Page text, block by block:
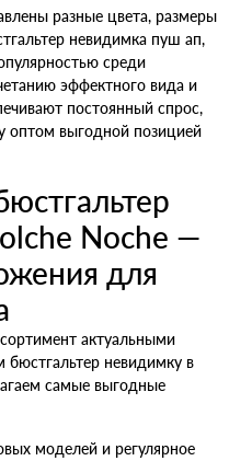
разные цвета, размеры
невидимка пуш ап,
среди
эффектного вида и
постоянный спрос,
оптом выгодной позицией
Noche —
для
актуальными
бюстгальтер невидимку в
самые выгодные
моделей и регулярное